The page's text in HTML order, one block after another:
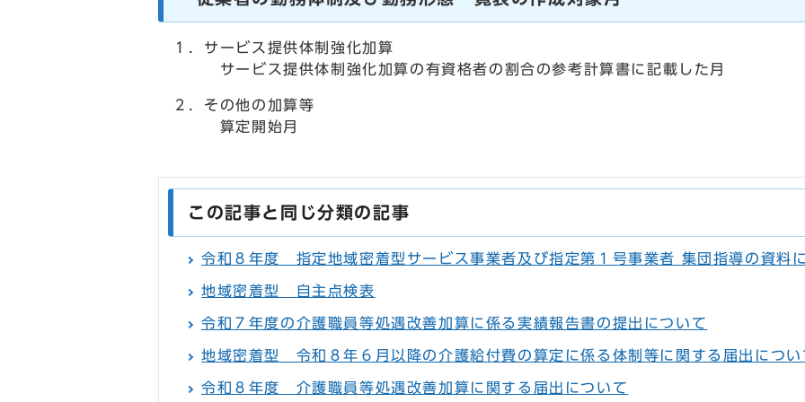
１．サービス提供体制強化加算
サービス提供体制強化加算の有資格者の割合の参考計算書に記載した月
２．その他の加算等
算定開始月
この記事と同じ分類の記事
令和８年度 指定地域密着型サービス事業者及び指定第１号事業者 集団指導の資料
地域密着型 自主点検表
令和７年度の介護職員等処遇改善加算に係る実績報告書の提出について
地域密着型 令和８年６月以降の介護給付費の算定に係る体制等に関する届出につい
令和８年度 介護職員等処遇改善加算に関する届出について